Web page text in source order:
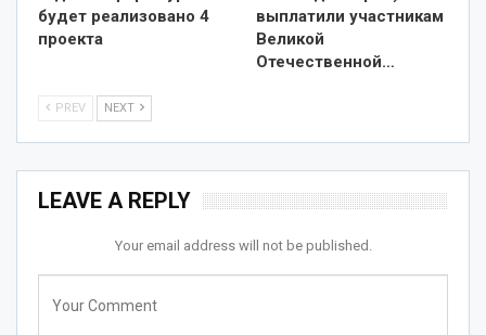
будет реализовано 4
проекта
выплатили участникам
Великой
Отечественной…
PREV NEXT
LEAVE A REPLY
Your email address will not be published.